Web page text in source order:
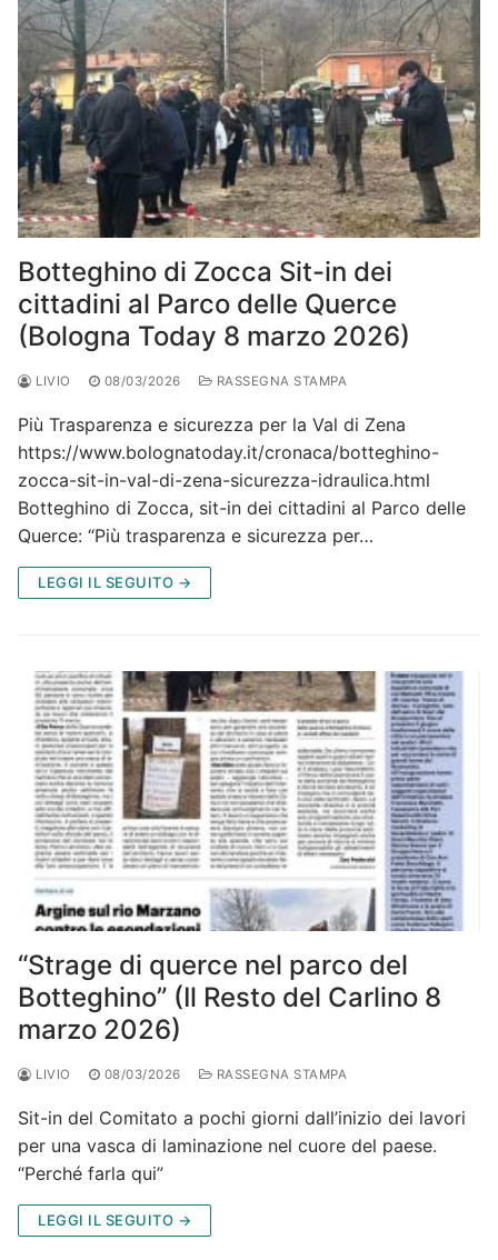
Botteghino di Zocca Sit-in dei
cittadini al Parco delle Querce
(Bologna Today 8 marzo 2026)
LIVIO 08/03/2026 RASSEGNA STAMPA
Più Trasparenza e sicurezza per la Val di Zena
https://www.bolognatoday.it/cronaca/botteghino-
zocca-sit-in-val-di-zena-sicurezza-idraulica.html
Botteghino di Zocca, sit-in dei cittadini al Parco delle
Querce: “Più trasparenza e sicurezza per…
LEGGI IL SEGUITO →
“Strage di querce nel parco del
Botteghino” (Il Resto del Carlino 8
marzo 2026)
LIVIO 08/03/2026 RASSEGNA STAMPA
Sit-in del Comitato a pochi giorni dall’inizio dei lavori
per una vasca di laminazione nel cuore del paese.
“Perché farla qui”
LEGGI IL SEGUITO →